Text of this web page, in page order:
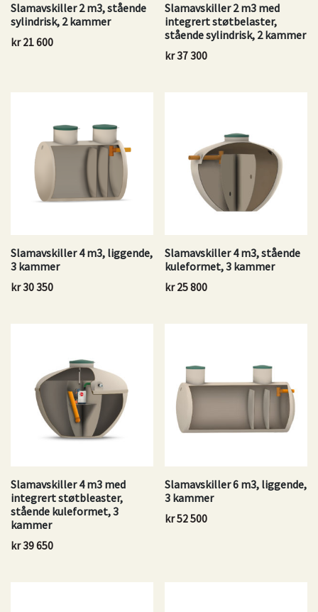
Slamavskiller 2 m3, stående
sylindrisk, 2 kammer
kr21 600
Slamavskiller 2 m3 med
integrert støtbelaster,
stående sylindrisk, 2 kammer
kr37 300
Slamavskiller 4 m3, liggende,
3 kammer
kr30 350
Slamavskiller 4 m3, stående
kuleformet, 3 kammer
kr25 800
Slamavskiller 4 m3 med
integrert støtbleaster,
stående kuleformet, 3
kammer
kr39 650
Slamavskiller 6 m3, liggende,
3 kammer
kr52 500